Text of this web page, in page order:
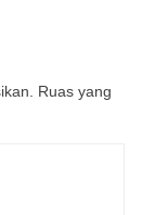
Ruas yang